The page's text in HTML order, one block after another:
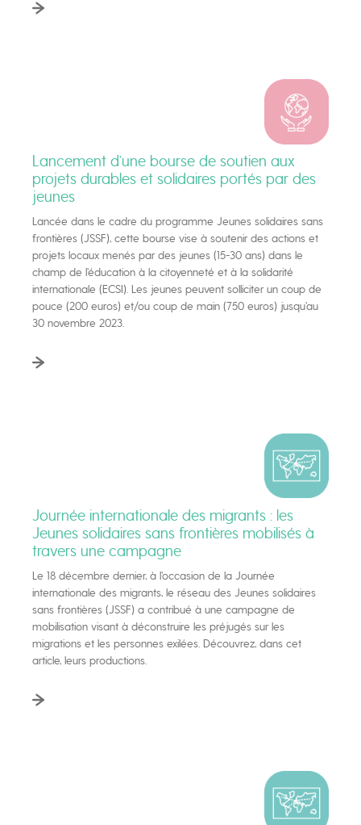
Lancement d’une bourse de soutien aux
projets durables et solidaires portés par des
jeunes
Lancée dans le cadre du programme Jeunes solidaires sans
frontières (JSSF), cette bourse vise à soutenir des actions et
projets locaux menés par des jeunes (15-30 ans) dans le
champ de l’éducation à la citoyenneté et à la solidarité
internationale (ECSI). Les jeunes peuvent solliciter un coup de
pouce (200 euros) et/ou coup de main (750 euros) jusqu’au
30 novembre 2023.
Journée internationale des migrants : les
Jeunes solidaires sans frontières mobilisés à
travers une campagne
Le 18 décembre dernier, à l’occasion de la Journée
internationale des migrants, le réseau des Jeunes solidaires
sans frontières (JSSF) a contribué à une campagne de
mobilisation visant à déconstruire les préjugés sur les
migrations et les personnes exilées. Découvrez, dans cet
article, leurs productions.